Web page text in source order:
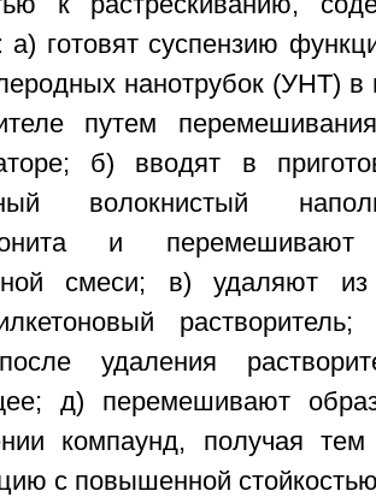
а) готовят суспензию
нанотрубок (УНТ) в
путем
б) вводят в
волокнистый
и
смеси; в) удаляют из
удаления
д) перемешивают
компаунд, получая
с повышенной